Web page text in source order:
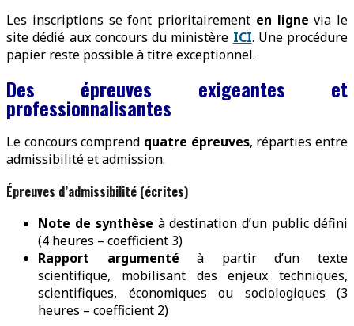
Les inscriptions se font prioritairement en ligne via le
site dédié aux concours du ministère ICI. Une procédure
papier reste possible à titre exceptionnel.
Des épreuves exigeantes et
professionnalisantes
Le concours comprend quatre épreuves, réparties entre
admissibilité et admission.
Épreuves d’admissibilité (écrites)
Note de synthèse à destination d’un public défini
(4 heures – coefficient 3)
Rapport argumenté à partir d’un texte
scientifique, mobilisant des enjeux techniques,
scientifiques, économiques ou sociologiques (3
heures – coefficient 2)